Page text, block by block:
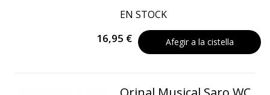
EN STOCK
16,95 € Afegir a la cistella